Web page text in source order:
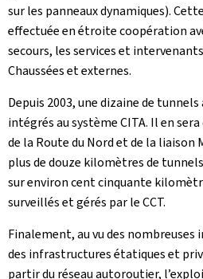
sur les panneaux dynamiques).
effectuée en étroite coopération
secours, les services et
Chaussées et externes.
Depuis 2003, une dizaine de
intégrés au système CITA. Il en
de la Route du Nord et de la liaison
plus de douze kilomètres de
sur environ cent cinquante
surveillés et gérés par le CCT.
Finalement, au vu des
des infrastructures étatiques et
partir du réseau autoroutier,